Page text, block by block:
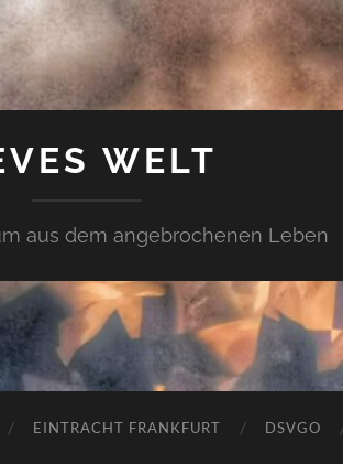
WELT
aus dem angebrochenen Leben
EINTRACHT FRANKFURT DSVGO